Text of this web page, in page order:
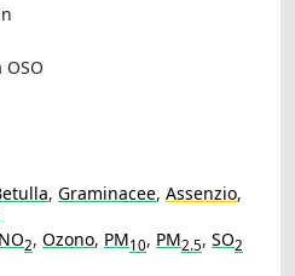
OSO
, Graminacee, Assenzio,
NO2, Ozono, PM10, PM2.5, SO2